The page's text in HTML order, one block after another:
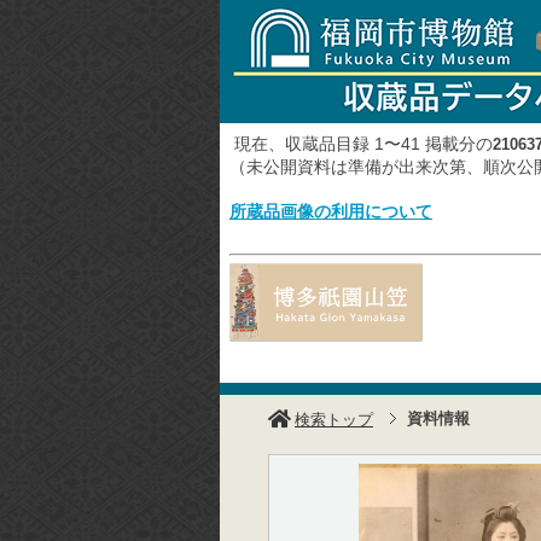
現在、収蔵品目録 1〜41 掲載分の
（未公開資料は準備が出来次第、順次
所蔵品画像の利用について
検索トップ 資料情報